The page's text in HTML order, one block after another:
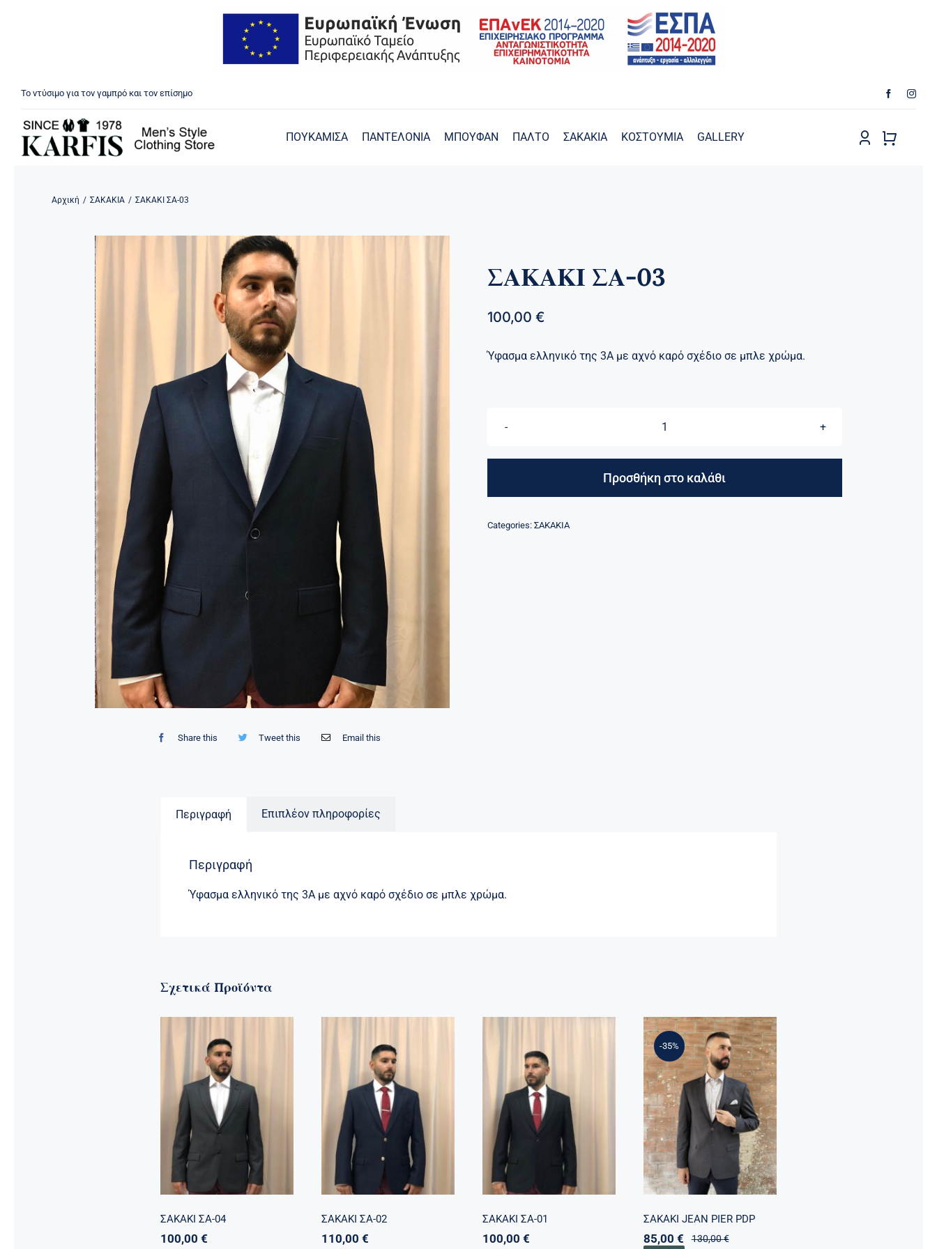
Μετάβαση
περιεχόμενο
Το ντύσιμο για τον γαμπρό και τον επίσημο
ΠΟΥΚΑΜΙΣΑ ΠΑΝΤΕΛΟΝΙΑ ΜΠΟΥΦΑΝ ΠΑΛΤΟ ΣΑΚΑΚΙΑ ΚΟΣΤΟΥΜΙΑ GALLERY
Αρχική / ΣΑΚΑΚΙΑ / ΣΑΚΑΚΙ ΣΑ-03
Share this Tweet this Email this
ΣΑΚΑΚΙ ΣΑ-03
100,00 €
Ύφασμα ελληνικό της 3Α με αχνό καρό σχέδιο σε μπλε χρώμα.
ΣΑΚΑΚΙ
ποσότητα
Προσθήκη στο καλάθι
Categories: ΣΑΚΑΚΙΑ
Περιγραφή Επιπλέον πληροφορίες
Περιγραφή
Ύφασμα ελληνικό της 3Α με αχνό καρό σχέδιο σε μπλε χρώμα.
Σχετικά Προϊόντα
ΣΑΚΑΚΙ ΣΑ-04
ΣΑΚΑΚΙ ΣΑ-04
100,00€
ΣΑΚΑΚΙ ΣΑ-02
ΣΑΚΑΚΙ ΣΑ-02
110,00€
ΣΑΚΑΚΙ ΣΑ-01
ΣΑΚΑΚΙ ΣΑ-01
100,00 €
-35%
ΣΑΚΑΚΙ JEAN PIER
PDP
ΣΑΚΑΚΙ JEAN PIER PDP
130,00€Original
85,00 €
Η